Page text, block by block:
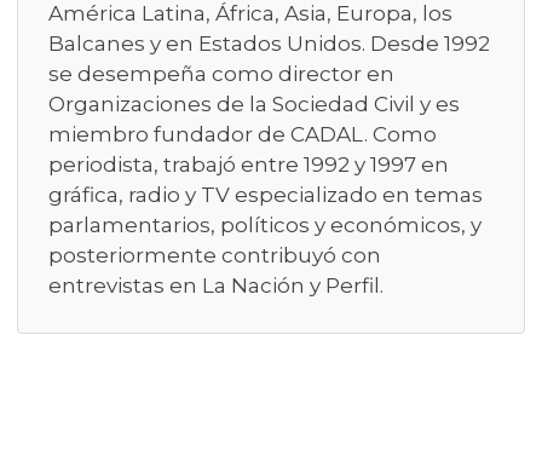
América Latina, África, Asia, Europa, los
Balcanes y en Estados Unidos. Desde 1992
se desempeña como director en
Organizaciones de la Sociedad Civil y es
miembro fundador de CADAL. Como
periodista, trabajó entre 1992 y 1997 en
gráfica, radio y TV especializado en temas
parlamentarios, políticos y económicos, y
posteriormente contribuyó con
entrevistas en La Nación y Perfil.